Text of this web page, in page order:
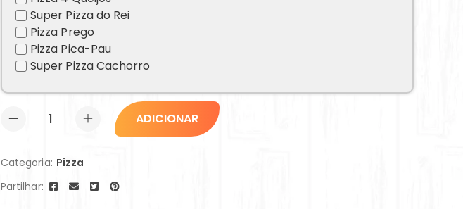
Super Pizza do Rei
Pizza Prego
Pizza Pica-Pau
Super Pizza Cachorro
ADICIONAR
Categoria: Pizza
Partilhar: